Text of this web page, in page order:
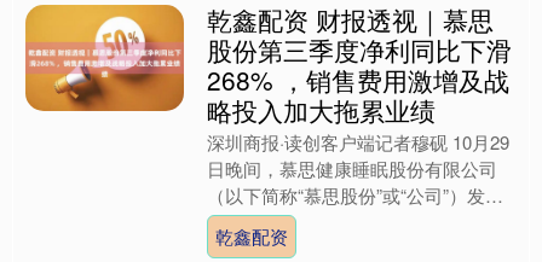
乾鑫配资 财报透视｜慕思
股份第三季度净利同比下滑
268% ，销售费用激增及战
略投入加大拖累业绩
深圳商报·读创客户端记者穆砚 10月29
日晚间，慕思健康睡眠股份有限公司
（以下简称“慕思股份”或“公司”）发布
2025年第三季度报告。报告显示公司
第三季度营业收....
乾鑫配资